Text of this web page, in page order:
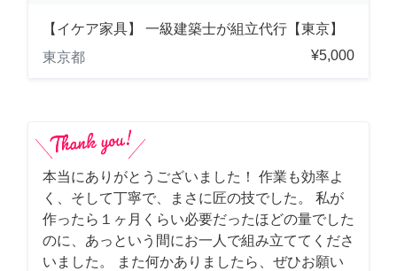
【イケア家具】 一級建築士が組立代行【東京】
東京都
¥5,000
本当にありがとうございました！ 作業も効率よ
く、そして丁寧で、まさに匠の技でした。 私が
作ったら１ヶ月くらい必要だったほどの量でした
のに、あっという間にお一人で組み立ててくださ
いました。 また何かありましたら、ぜひお願い